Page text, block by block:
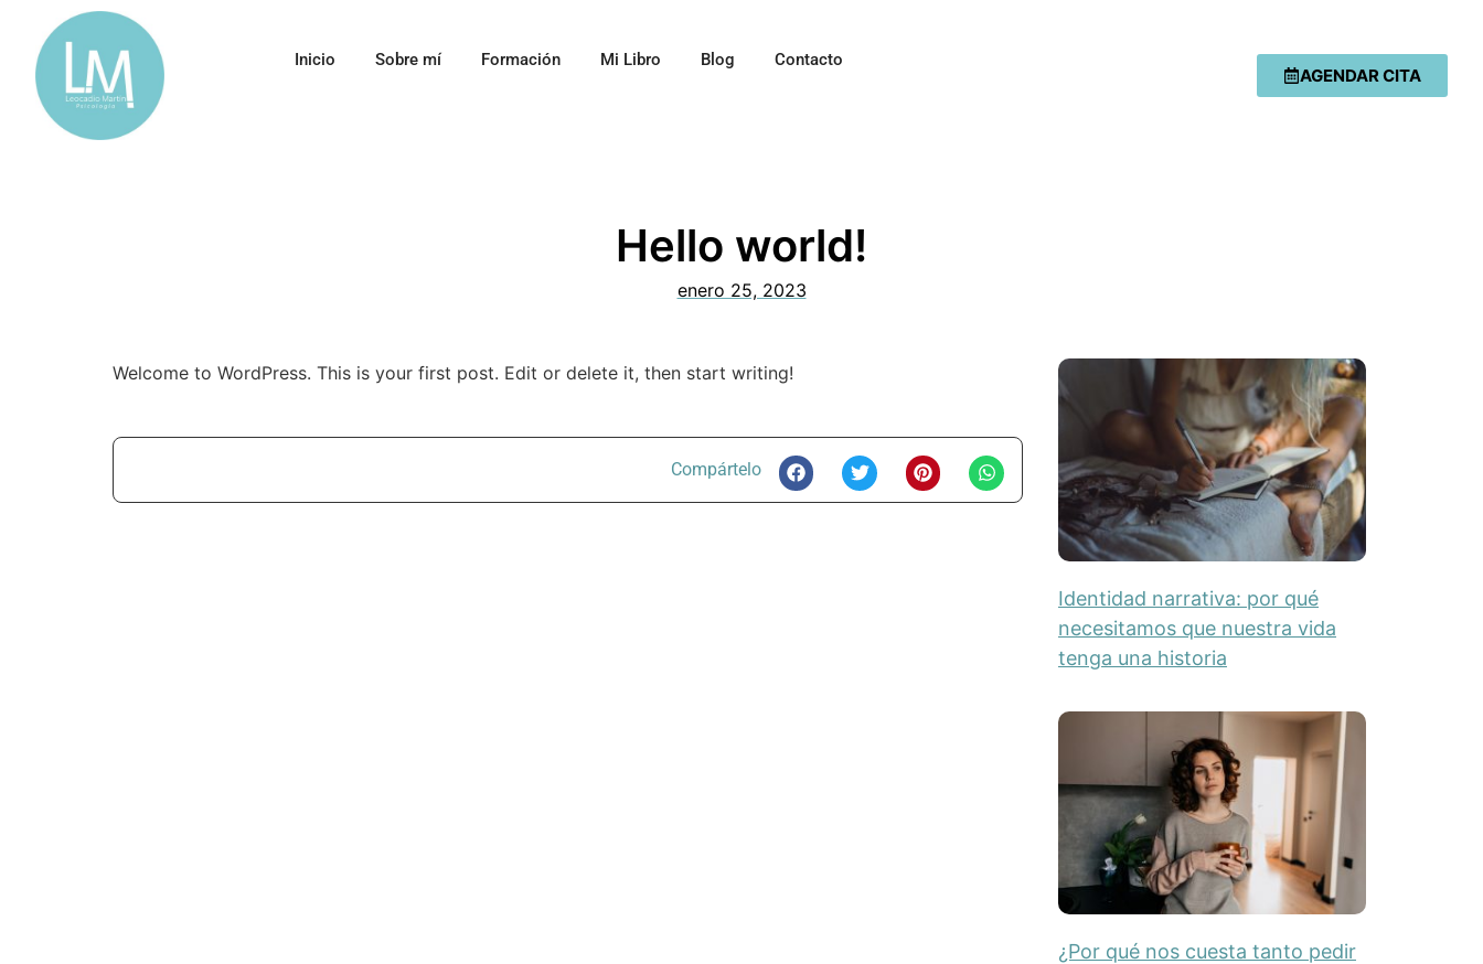
Inicio Sobre mí Formación Mi Libro Blog Contacto
AGENDAR CITA
Hello world!
enero 25, 2023
Welcome to WordPress. This is your first post. Edit or delete it, then start writing!
Compártelo
Identidad narrativa: por qué
necesitamos que nuestra vida
tenga una historia
¿Por qué nos cuesta tanto pedir